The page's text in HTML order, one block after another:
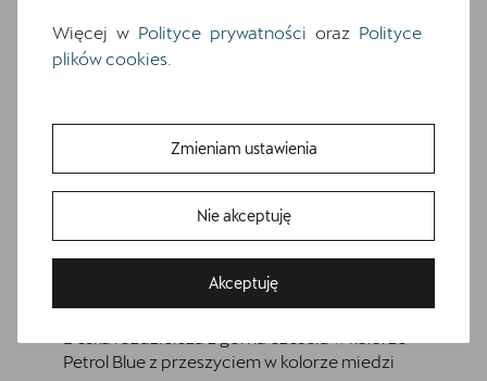
Przetestuj model z wybranym silnikiem i skrzynią biegów
Wyposażenie dodatkowe i pakiety
12.9-calowy kolorowy ekran dotykowy
boczne, 2 kurtyny powietrzne, poduszka
Awaryjne wspomaganie kierowaniem i
Czarna tapicerka materiałowa
Petrol Blue z przeszyciem w kolorze miedzi
Więcej w Polityce prywatności oraz Polityce
plików cookies
Zmieniam ustawienia
Nie akceptuję
Akceptuję